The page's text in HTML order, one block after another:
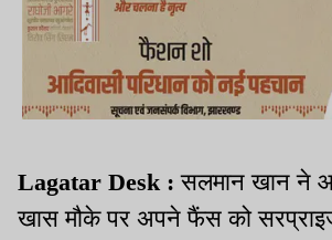
Lagatar Desk :सलमान खान ने
खास मौके पर अपने फैंस को